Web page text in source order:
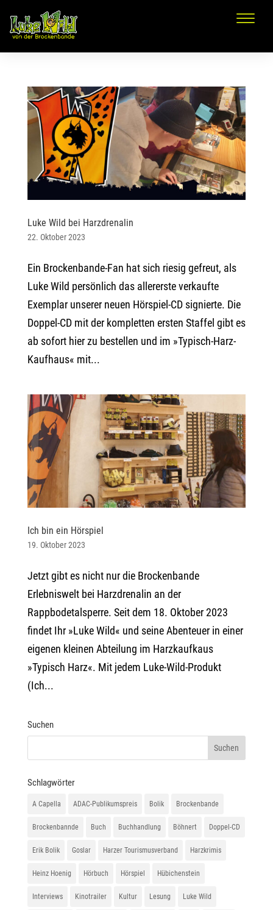
Luke Wild bei Harzdrenalin
22. Oktober 2023
Ein Brockenbande-Fan hat sich riesig gefreut, als
Luke Wild persönlich das allererste verkaufte
Exemplar unserer neuen Hörspiel-CD signierte. Die
Doppel-CD mit der kompletten ersten Staffel gibt es
ab sofort hier zu bestellen und im »Typisch-Harz-
Kaufhaus« mit...
Ich bin ein Hörspiel
19. Oktober 2023
Jetzt gibt es nicht nur die Brockenbande
Erlebniswelt bei Harzdrenalin an der
Rappbodetalsperre. Seit dem 18. Oktober 2023
findet Ihr »Luke Wild« und seine Abenteuer in einer
eigenen kleinen Abteilung im Harzkaufkaus
»Typisch Harz«. Mit jedem Luke-Wild-Produkt
(Ich...
Suchen
Schlagwörter
A Capella ADAC-Publikumspreis Bolik Brockenbande
Brockenbannde Buch Buchhandlung Böhnert Doppel-CD
Erik Bolik Goslar Harzer Tourismusverband Harzkrimis
Heinz Hoenig Hörbuch Hörspiel Hübichenstein
Interviews Kinotrailer Kultur Lesung Luke Wild